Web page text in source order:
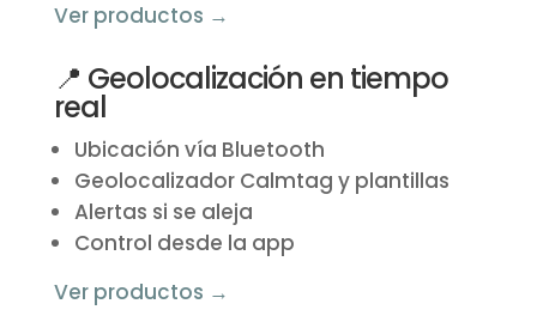
Ver productos →
📍 Geolocalización en tiempo
real
Ubicación vía Bluetooth
Geolocalizador Calmtag y plantillas
Alertas si se aleja
Control desde la app
Ver productos →